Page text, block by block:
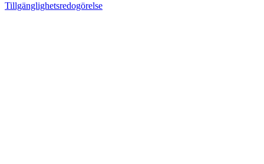
Tillgänglighetsredogörelse